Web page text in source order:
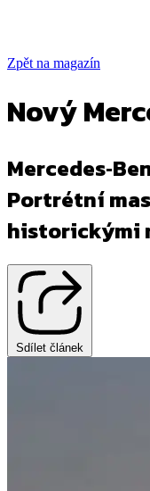
Zpět na magazín
Nový
Portrétní
historickými
Sdílet článek